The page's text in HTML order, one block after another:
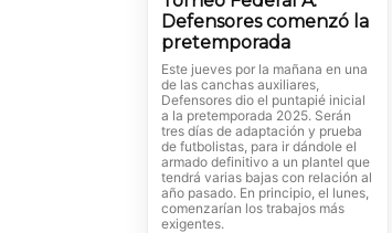
Defensores comenzó la
pretemporada
Este jueves por la mañana en una
de las canchas auxiliares,
Defensores dio el puntapié inicial
a la pretemporada 2025. Serán
tres días de adaptación y prueba
de futbolistas, para ir dándole el
armado definitivo a un plantel que
tendrá varias bajas con relación al
año pasado. En principio, el lunes,
comenzarían los trabajos más
exigentes.